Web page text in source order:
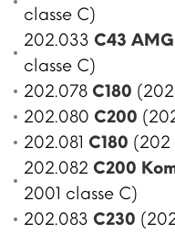
classe C)
202.033 C43 AMG
classe C)
202.078 C180
202.080 C200
202.081 C180 (202
202.082 C200
2001 classe C)
202.083 C230